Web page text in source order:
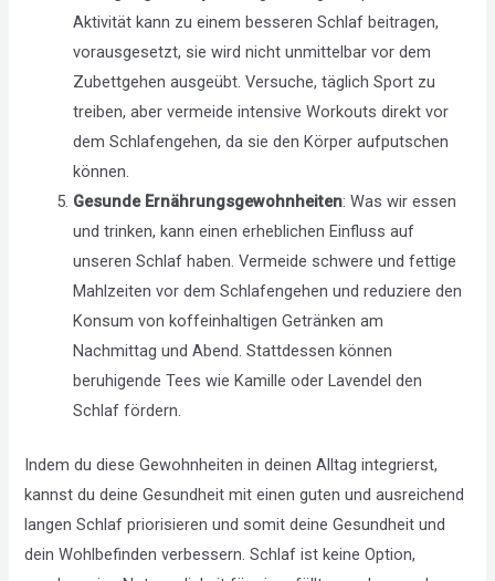
Aktivität kann zu einem besseren Schlaf beitragen,
vorausgesetzt, sie wird nicht unmittelbar vor dem
Zubettgehen ausgeübt. Versuche, täglich Sport zu
treiben, aber vermeide intensive Workouts direkt vor
dem Schlafengehen, da sie den Körper aufputschen
können.
Gesunde Ernährungsgewohnheiten: Was wir essen
und trinken, kann einen erheblichen Einfluss auf
unseren Schlaf haben. Vermeide schwere und fettige
Mahlzeiten vor dem Schlafengehen und reduziere den
Konsum von koffeinhaltigen Getränken am
Nachmittag und Abend. Stattdessen können
beruhigende Tees wie Kamille oder Lavendel den
Schlaf fördern.
Indem du diese Gewohnheiten in deinen Alltag integrierst,
kannst du deine Gesundheit mit einen guten und ausreichend
langen Schlaf priorisieren und somit deine Gesundheit und
dein Wohlbefinden verbessern. Schlaf ist keine Option,